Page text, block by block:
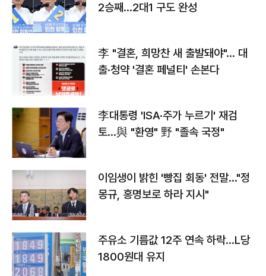
2승째…2대1 구도 완성
李 "결혼, 희망찬 새 출발돼야"… 대
출·청약 '결혼 페널티' 손본다
李대통령 'ISA·주가 누르기' 재검
토…與 "환영" 野 "졸속 국정"
이임생이 밝힌 '빵집 회동' 전말…"정
몽규, 홍명보로 하라 지시"
주유소 기름값 12주 연속 하락…L당
1800원대 유지